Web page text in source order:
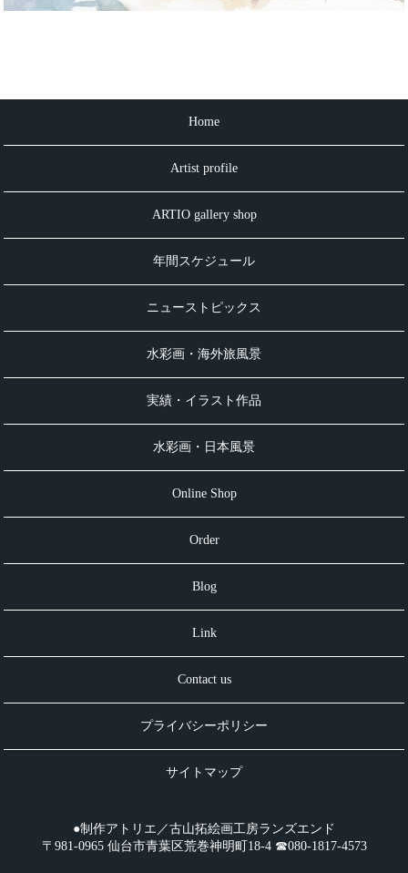
Home
Artist profile
ARTIO gallery shop
年間スケジュール
ニューストピックス
水彩画・海外旅風景
実績・イラスト作品
水彩画・日本風景
Online Shop
Order
Blog
Link
Contact us
プライバシーポリシー
サイトマップ
●制作アトリエ／古山拓絵画工房ランズエンド
〒981-0965 仙台市青葉区荒巻神明町18-4 ☎︎080-1817-4573